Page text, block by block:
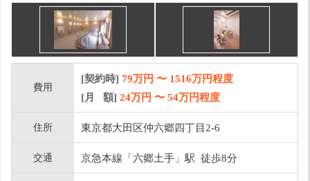
費用
[契約時] 79万円 〜 1516万円程度
[月 額] 24万円 〜 54万円程度
住所 東京都大田区仲六郷四丁目2-6
交通 京急本線「六郷土手」駅 徒歩8分